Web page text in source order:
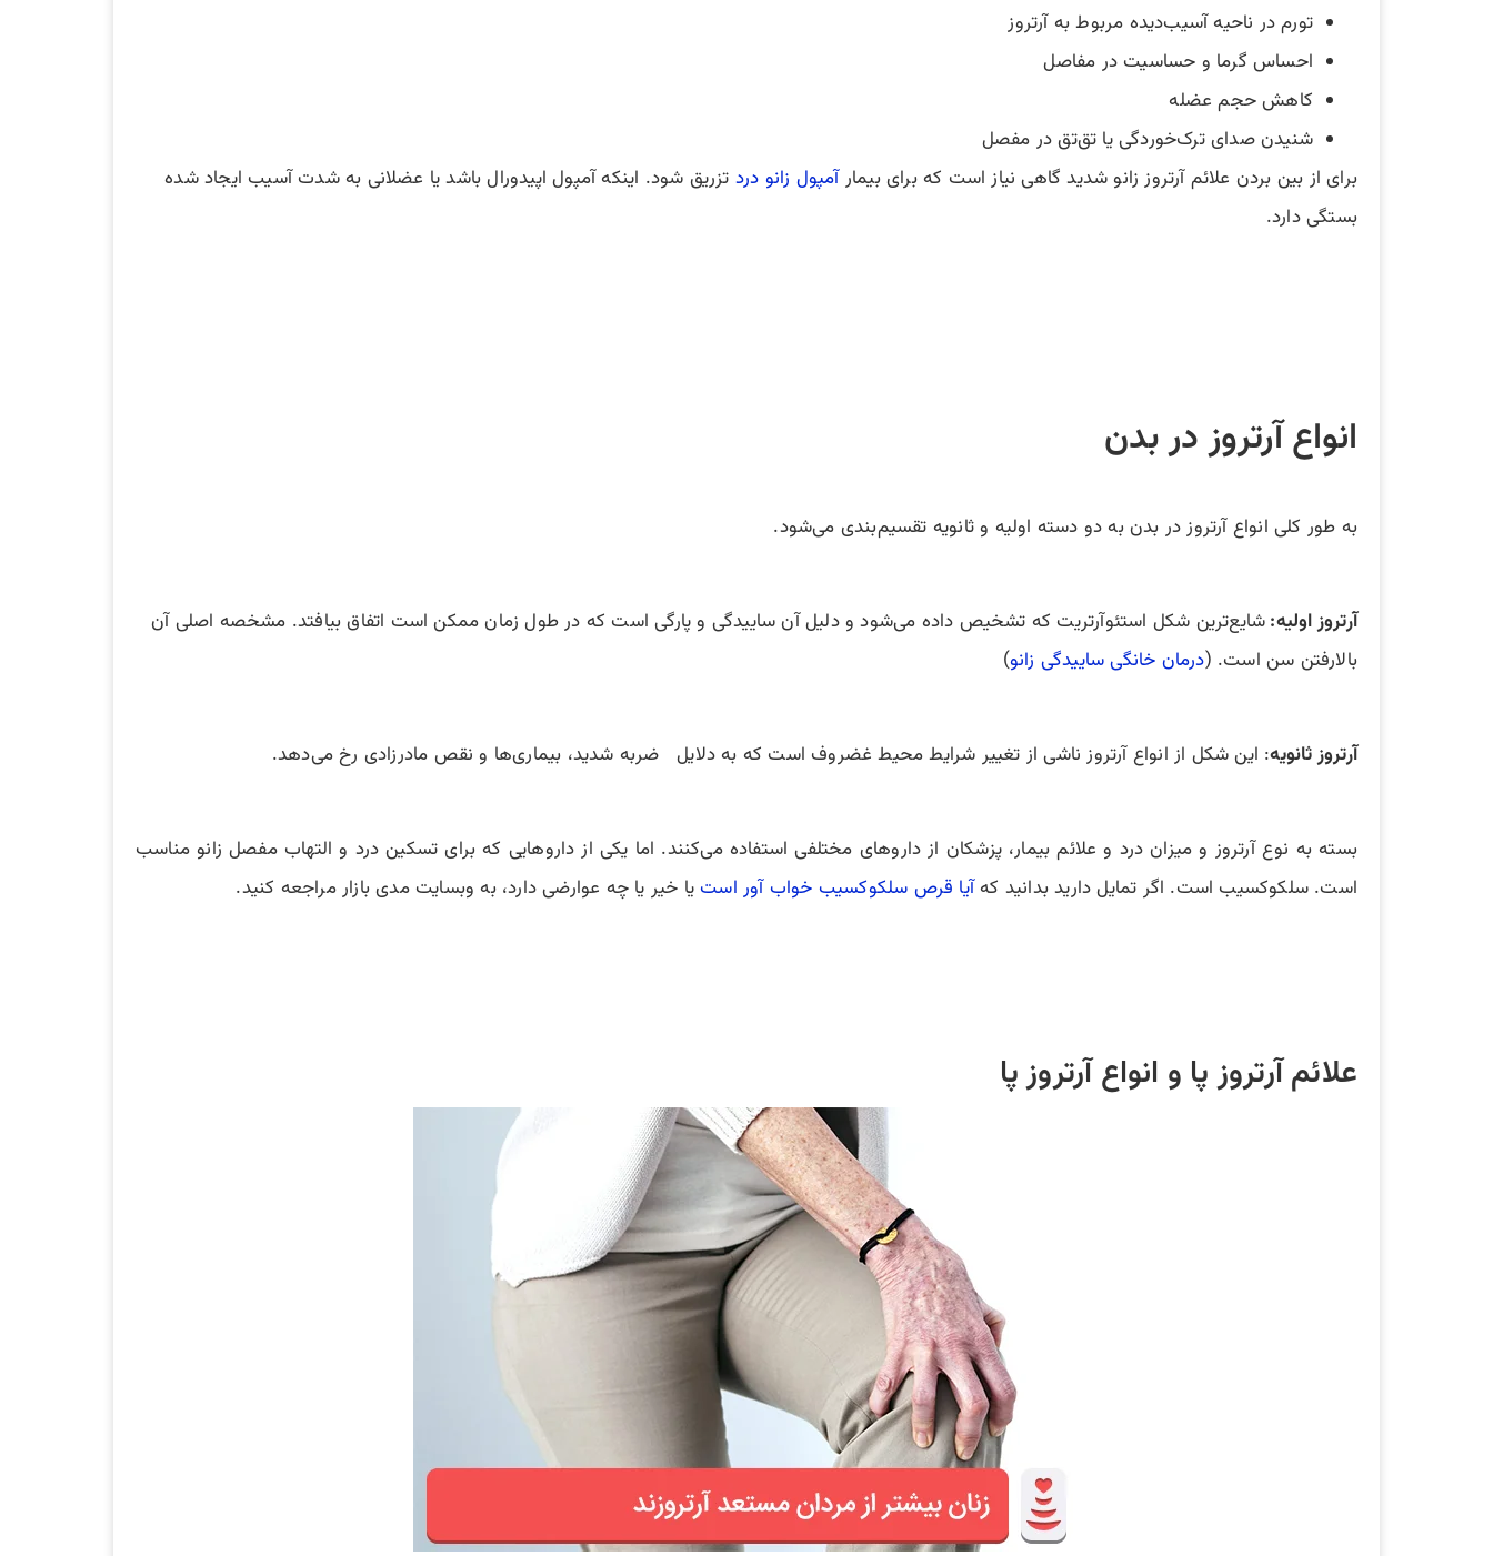
تورم در ناحیه آسیب‌دیده مربوط به آرتروز
احساس گرما و حساسیت در مفاصل
کاهش حجم عضله
شنیدن صدای ترک‌خوردگی یا تق‌تق در مفصل
برای از بین بردن علائم آرتروز زانو شدید گاهی نیاز است که برای بیمارآمپول زانو درد تزریق شود. اینکه آمپول اپیدورال باشد یا عضلانی به شدت آسیب ایجاد شده
بستگی دارد.
انواع آرتروز در بدن
به طور کلی انواع آرتروز در بدن به دو دسته اولیه و ثانویه تقسیم‌بندی می‌شود.
آرتروز اولیه:شایع‌ترین شکل استئوآرتریت که تشخیص داده می‌شود و دلیل آن ساییدگی و پارگی است که در طول زمان ممکن است اتفاق بیافتد. مشخصه اصلی آن
بالارفتن سن است. (درمان خانگی ساییدگی زانو)
آرتروز ثانویه: این شکل از انواع آرتروز ناشی از تغییر شرایط محیط غضروف است که به دلایل ضربه شدید، بیماری‌ها و نقص مادرزادی رخ می‌دهد.
بسته به نوع آرتروز و میزان درد و علائم بیمار، پزشکان از داروهای مختلفی استفاده می‌کنند. اما یکی از داروهایی که برای تسکین درد و التهاب مفصل زانو مناسب
است. سلکوکسیب است. اگر تمایل دارید بدانید کهآیا قرص سلکوکسیب خواب آور استیا خیر یا چه عوارضی دارد، به وبسایت مدی بازار مراجعه کنید.
علائم آرتروز پا و انواع آرتروز پا